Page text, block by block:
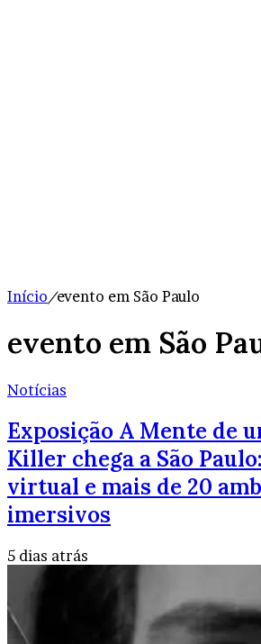
Início/evento em São Paulo
evento em São
Notícias
Exposição A Mente de
Killer chega a São
virtual e mais de 20
imersivos
5 dias atrás